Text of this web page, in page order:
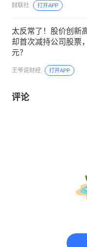
财联社 打开APP
太反常了！股价创新
却首次减持公司股票
元？
王爷说财经 打开APP
评论